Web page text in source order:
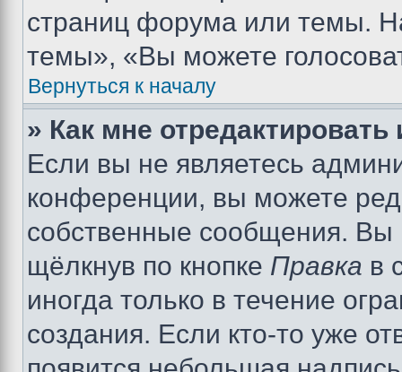
страниц форума или темы.
темы», «Вы можете
Вернуться к началу
» Как мне
Если вы не являетесь
конференции, вы можете
собственные сообщения. Вы
щёлкнув по кнопке Правка в
иногда только в течение
создания. Если кто-то уже